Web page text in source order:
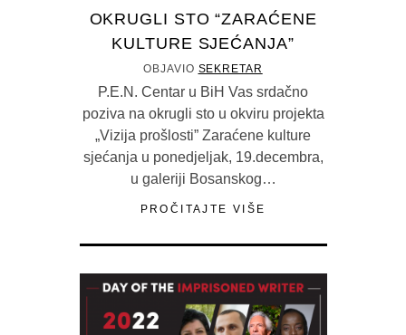
OKRUGLI STO “ZARAĆENE
KULTURE SJEĆANJA”
OBJAVIO SEKRETAR
P.E.N. Centar u BiH Vas srdačno
poziva na okrugli sto u okviru projekta
„Vizija prošlosti” Zaraćene kulture
sjećanja u ponedjeljak, 19.decembra,
u galeriji Bosanskog…
PROČITAJTE VIŠE